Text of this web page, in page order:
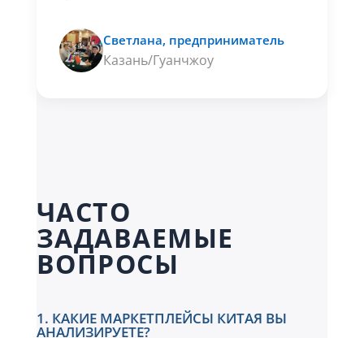
Светлана, предприниматель
Казань/Гуанчжоу
ЧАСТО
ЗАДАВАЕМЫЕ
ВОПРОСЫ
1. КАКИЕ МАРКЕТПЛЕЙСЫ КИТАЯ ВЫ
АНАЛИЗИРУЕТЕ?